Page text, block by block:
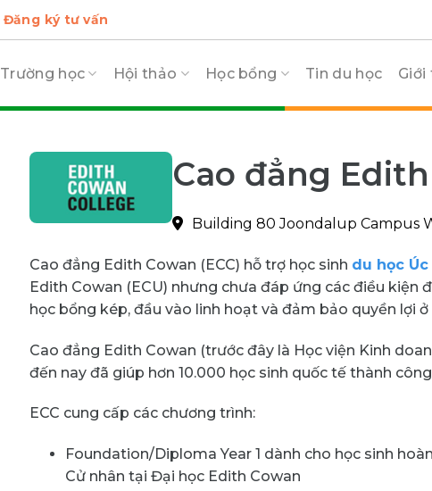
Đăng ký tư vấn
Trường học Hội thảo Học bổng Tin du học Giới
Cao đẳng
Building 80 Joondalup Campus
Cao đẳng Edith Cowan (ECC) hỗ trợ học sinh du học Úc
Edith Cowan (ECU) nhưng chưa đáp ứng các điều kiện
học bổng kép, đầu vào linh hoạt và đảm bảo quyền lợi
Cao đẳng Edith Cowan (trước đây là Học viện Kinh
đến nay đã giúp hơn 10.000 học sinh quốc tế thành
ECC cung cấp các chương trình:
Foundation/Diploma Year 1 dành cho học sinh
Cử nhân tại Đại học Edith Cowan